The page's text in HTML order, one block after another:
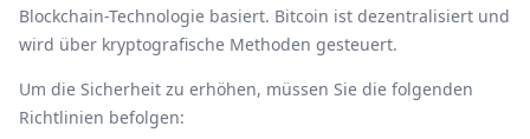
Blockchain-Technologie basiert. Bitcoin ist dezentralisiert und
wird über kryptografische Methoden gesteuert.
Um die Sicherheit zu erhöhen, müssen Sie die folgenden
Richtlinien befolgen: